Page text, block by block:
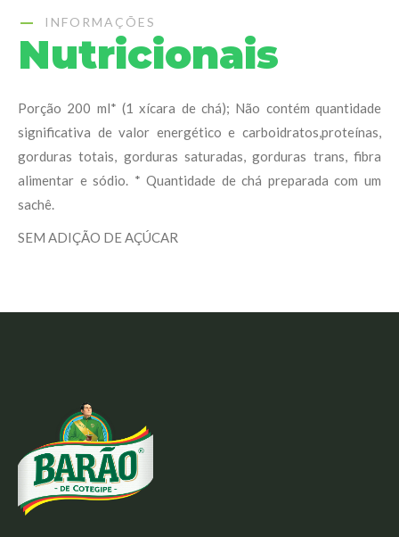
INFORMAÇÕES
Nutricionais
Porção 200 ml* (1 xícara de chá); Não contém quantidade
significativa de valor energético e carboidratos,proteínas,
gorduras totais, gorduras saturadas, gorduras trans, fibra
alimentar e sódio. * Quantidade de chá preparada com um
sachê.
SEM ADIÇÃO DE AÇÚCAR